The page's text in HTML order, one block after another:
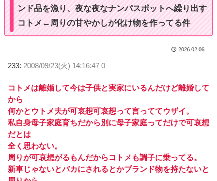
ンド品を漁り、夜な夜なナンパスポットへ繰り出す
コトメ←周りの甘やかしが化け物を作ってる件
2026.02.06
233: 2008/09/23(火) 14:16:47 0
コトメは離婚して今は子供と実家にいるんだけど離婚して
から
何かとウトメ夫が可哀想可哀想って言っててウザイ。
私自身母子家庭育ちだから別に母子家庭ってだけで可哀想
だとは
全く思わない。
周りが可哀想がるもんだからコトメも調子に乗ってる。
新車じゃないとバカにされるとかブランド物を持たないと